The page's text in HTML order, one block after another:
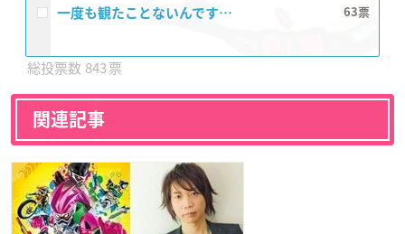
一度も観たことないんです… 63
843
関連記事